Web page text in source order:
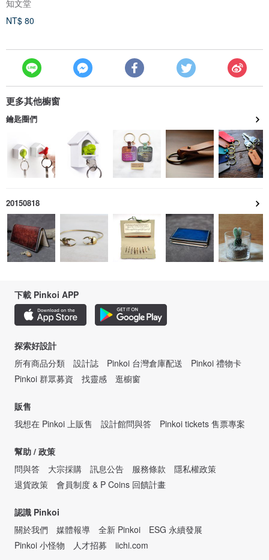
知文堂
NT$ 80
更多其他櫥窗
鑰匙圈們
20150818
下載 Pinkoi APP
探索好設計
所有商品分類
設計誌 Pinkoi 台灣倉庫配送
Pinkoi 禮物卡
Pinkoi 群眾募資
找靈感 逛櫥窗
販售
我想在 Pinkoi 上販售
設計館問與答 Pinkoi tickets 售票專案
幫助 / 政策
問與答
大宗採購 訊息公告 服務條款
隱私權政策
退貨政策
會員制度 & P Coins 回饋計畫
認識 Pinkoi
關於我們
媒體報導 全新 Pinkoi
ESG 永續發展
Pinkoi 小怪物
人才招募 iichi.com